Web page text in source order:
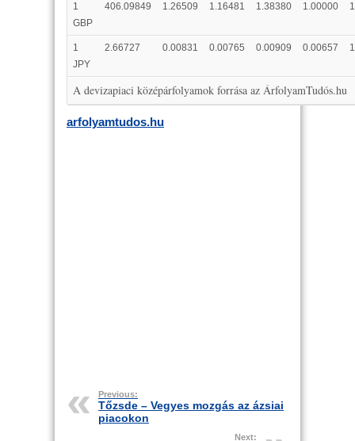
1
GBP
406.09849 1.26509 1.16481 1.38380 1.00000
1
JPY
2.66727 0.00831 0.00765 0.00909 0.00657
A devizapiaci középárfolyamok forrása az ÁrfolyamTudós.hu
arfolyamtudos.hu
Previous:
Tőzsde – Vegyes mozgás az ázsiai
piacokon
Next: